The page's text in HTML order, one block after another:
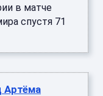
в матче
спустя 71
Артёма